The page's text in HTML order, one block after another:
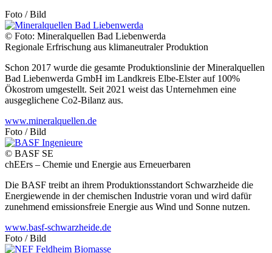
Foto / Bild
© Foto: Mineralquellen Bad Liebenwerda
Regionale Erfrischung aus klimaneutraler Produktion
Schon 2017 wurde die gesamte Produktionslinie der Mineralquellen
Bad Liebenwerda GmbH im Landkreis Elbe-Elster auf 100%
Ökostrom umgestellt. Seit 2021 weist das Unternehmen eine
ausgeglichene Co2-Bilanz aus.
www.mineralquellen.de
Foto / Bild
© BASF SE
chEErs – Chemie und Energie aus Erneuerbaren
Die BASF treibt an ihrem Produktionsstandort Schwarzheide die
Energiewende in der chemischen Industrie voran und wird dafür
zunehmend emissionsfreie Energie aus Wind und Sonne nutzen.
www.basf-schwarzheide.de
Foto / Bild